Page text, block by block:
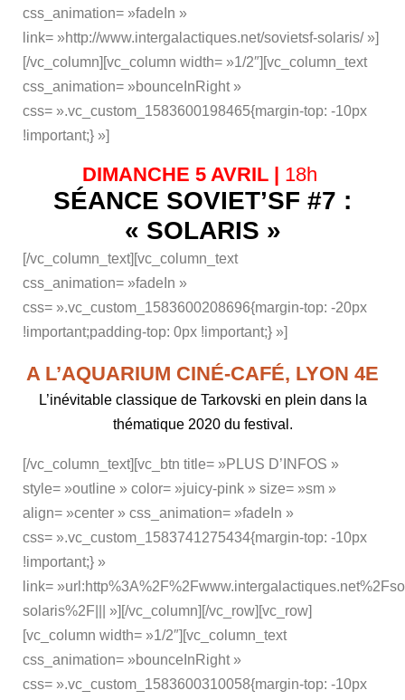
css_animation= »fadeIn »
link= »http://www.intergalactiques.net/sovietsf-solaris/ »]
[/vc_column][vc_column width= »1/2″][vc_column_text
css_animation= »bounceInRight »
css= ».vc_custom_1583600198465{margin-top: -10px
!important;} »]
DIMANCHE 5 AVRIL | 18h
SÉANCE SOVIET’SF #7 :
« SOLARIS »
[/vc_column_text][vc_column_text
css_animation= »fadeIn »
css= ».vc_custom_1583600208696{margin-top: -20px
!important;padding-top: 0px !important;} »]
A L’AQUARIUM CINÉ-CAFÉ, LYON 4E
L’inévitable classique de Tarkovski en plein dans la
thématique 2020 du festival.
[/vc_column_text][vc_btn title= »PLUS D’INFOS »
style= »outline » color= »juicy-pink » size= »sm »
align= »center » css_animation= »fadeIn »
css= ».vc_custom_1583741275434{margin-top: -10px
!important;} »
link=
solaris%2F||| »][/vc_column][/vc_row][vc_row]
[vc_column width= »1/2″][vc_column_text
css_animation= »bounceInRight »
css= ».vc_custom_1583600310058{margin-top: -10px